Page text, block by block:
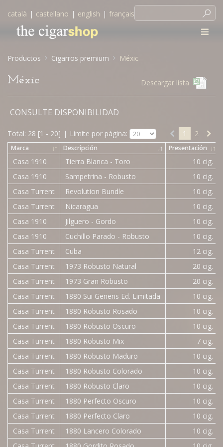
català | castellano | english | français
Productos Cigarros premium Méxic
Méxic Descargar lista
CONSULTE DISPONIBILIDAD
Total: 28 [1 - 20] | Límite por página: 1 2
↓↑
Marca ↓↑
Descripción ↓↑
Presentación
Casa 1910 Tierra Blanca - Toro
10 cig.
Casa 1910
Sampetrina - Robusto
10 cig.
Casa Turrent
Revolution Bundle
10 cig.
Casa Turrent
Nicaragua
10 cig.
Casa 1910
Jilguero - Gordo
10 cig.
Casa 1910
Cuchillo Parado - Robusto
10 cig.
Casa Turrent
Cuba
12 cig.
Casa Turrent
1973 Robusto Natural
20 cig.
Casa Turrent
1973 Gran Robusto
20 cig.
Casa Turrent
1880 Sui Generis Ed. Limitada
10 cig.
Casa Turrent
1880 Robusto Rosado
10 cig.
Casa Turrent
1880 Robusto Oscuro
10 cig.
Casa Turrent
1880 Robusto Mix
7 cig.
Casa Turrent
1880 Robusto Maduro
10 cig.
Casa Turrent
1880 Robusto Colorado
10 cig.
Casa Turrent
1880 Robusto Claro
10 cig.
Casa Turrent
1880 Perfecto Oscuro
10 cig.
Casa Turrent
1880 Perfecto Claro
10 cig.
Casa Turrent
1880 Lancero Colorado
10 cig.